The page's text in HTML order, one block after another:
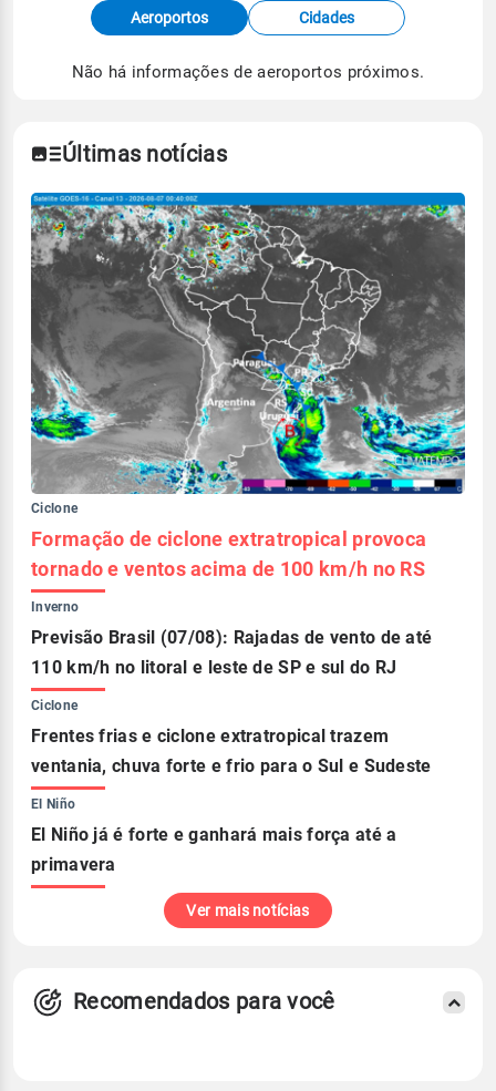
Fonte: dados combinados de estações
meteorológicas e satélite do Centro de Previsão
de Tempo e Estudos Climáticos (CPTEC).
Aeroportos Cidades
Não há informações de aeroportos próximos.
Últimas notícias
Ciclone
Formação de ciclone extratropical provoca
tornado e ventos acima de 100 km/h no RS
Inverno
Previsão Brasil (07/08): Rajadas de vento de até
110 km/h no litoral e leste de SP e sul do RJ
Ciclone
Frentes frias e ciclone extratropical trazem
ventania, chuva forte e frio para o Sul e Sudeste
El Niño
El Niño já é forte e ganhará mais força até a
primavera
Ver mais notícias
Recomendados para você